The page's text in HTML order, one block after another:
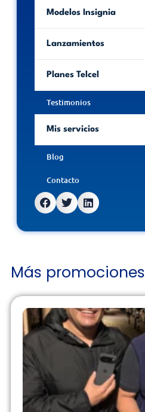
Modelos Insignia
Lanzamientos
Planes Telcel
Testimonios
Mis servicios
Blog
Contacto
Más promociones